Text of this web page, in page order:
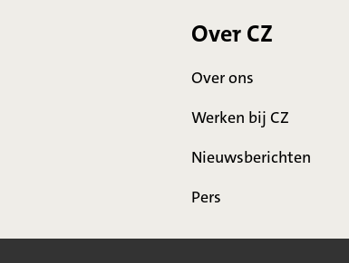
Over CZ
Over ons
Werken bij CZ
Nieuwsberichten
Pers